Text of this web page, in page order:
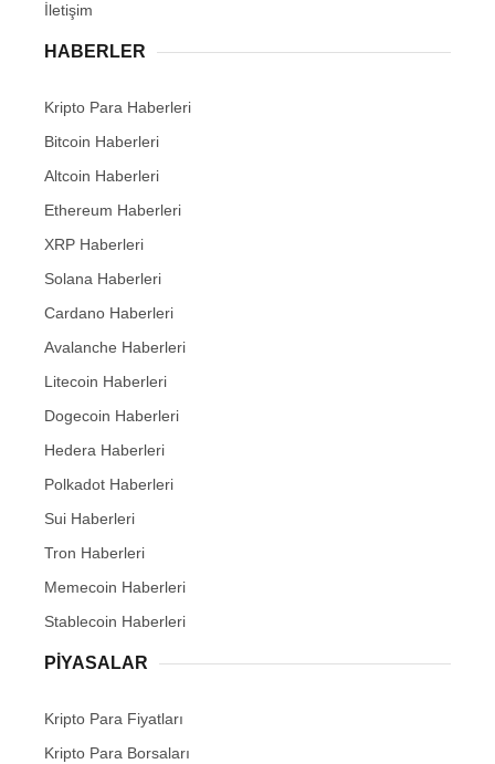
İletişim
HABERLER
Kripto Para Haberleri
Bitcoin Haberleri
Altcoin Haberleri
Ethereum Haberleri
XRP Haberleri
Solana Haberleri
Cardano Haberleri
Avalanche Haberleri
Litecoin Haberleri
Dogecoin Haberleri
Hedera Haberleri
Polkadot Haberleri
Sui Haberleri
Tron Haberleri
Memecoin Haberleri
Stablecoin Haberleri
PIYASALAR
Kripto Para Fiyatları
Kripto Para Borsaları